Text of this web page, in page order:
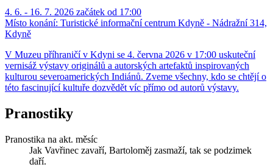
4. 6. - 16. 7. 2026 začátek od 17:00
Místo konání: Turistické informační centrum Kdyně - Nádražní 314,
Kdyně
V Muzeu příhraničí v Kdyni se 4. června 2026 v 17:00 uskuteční
vernisáž výstavy originálů a autorských artefaktů inspirovaných
kulturou severoamerických Indiánů. Zveme všechny, kdo se chtějí o
této fascinující kultuře dozvědět víc přímo od autorů výstavy.
Pranostiky
Pranostika na akt. měsíc
Jak Vavřinec zavaří, Bartoloměj zasmaží, tak se podzimek
daří.